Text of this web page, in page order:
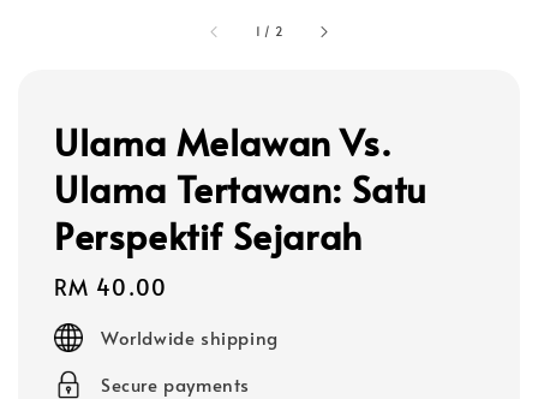
1 / 2
Ulama Melawan Vs.
Ulama Tertawan: Satu
Perspektif Sejarah
Regular
price
RM 40.00
Worldwide shipping
Secure payments